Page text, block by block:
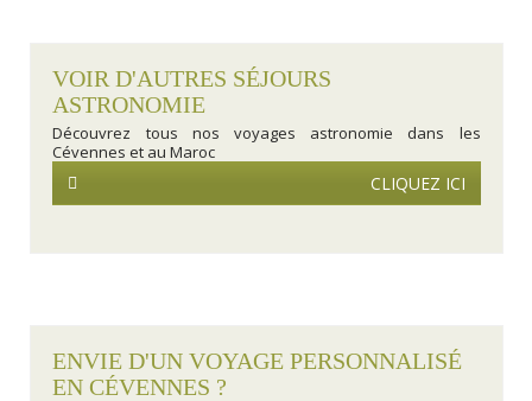
VOIR D'AUTRES SÉJOURS
ASTRONOMIE
Découvrez tous nos voyages astronomie dans les
Cévennes et au Maroc
CLIQUEZ ICI
ENVIE D'UN VOYAGE PERSONNALISÉ
EN CÉVENNES ?